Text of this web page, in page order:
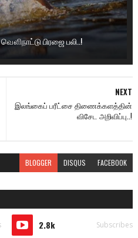
பிரஜை பலி..!
NEXT
இலங்கைப் பரீட்சை திணைக்களத்தின்
விசேட அறிவிப்பு..!
BLOGGER DISQUS FACEBOOK
2.8k Subscribes